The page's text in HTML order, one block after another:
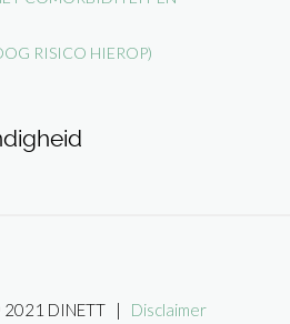
RISICO HIEROP)
2021 DINETT | Disclaimer